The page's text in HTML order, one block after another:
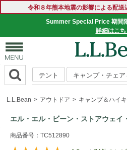
令和８年熊本地震の影響による配送
Summer Special Price 期間
詳細はこち
SUMMER SALE 好
詳細はこち
テント キャンプ・チェ
L.L.Bean アウトドア キャンプ＆ハイ
エル・エル・ビーン・ストアウェイ
https://www.llbean.co.jp/outdoor/
hiking/backpack/g/P126140.html
商品番号：TC512890